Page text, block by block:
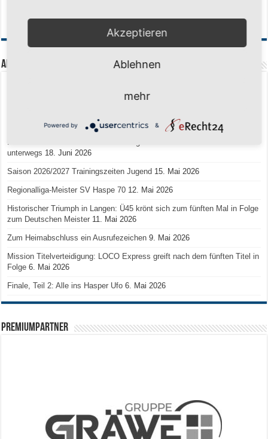
Aktuelle Beiträge
Team LOCO Germany wird Vize-Europameister 2026 9. Juli 2026
unterwegs 18. Juni 2026
Saison 2026/2027 Trainingszeiten Jugend 15. Mai 2026
Regionalliga-Meister SV Haspe 70 12. Mai 2026
Historischer Triumph in Langen: Ü45 krönt sich zum fünften Mal in Folge
zum Deutschen Meister 11. Mai 2026
Zum Heimabschluss ein Ausrufezeichen 9. Mai 2026
Mission Titelverteidigung: LOCO Express greift nach dem fünften Titel in
Folge 6. Mai 2026
Finale, Teil 2: Alle ins Hasper Ufo 6. Mai 2026
PREMIUMPARTNER
Akzeptieren
Ablehnen
mehr
Powered by &